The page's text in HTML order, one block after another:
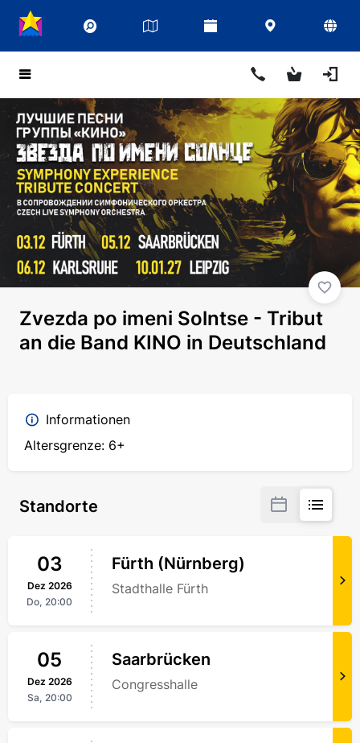
Zvezda po imeni Solntse - Tribut
an die Band KINO in Deutschland
Informationen
Altersgrenze: 6+
Standorte
03
Dez 2026
Do, 20:00
Fürth (Nürnberg)
Stadthalle Fürth
05
Dez 2026
Sa, 20:00
Saarbrücken
Congresshalle